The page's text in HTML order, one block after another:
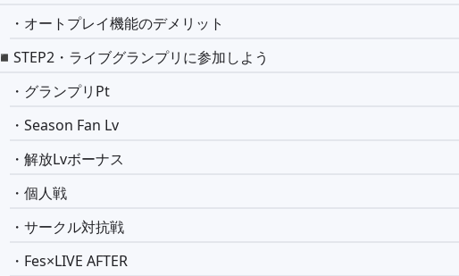
・オートプレイ機能のデメリット
◾️STEP2・ライブグランプリに参加しよう
・グランプリPt
・Season Fan Lv
・解放Lvボーナス
・個人戦
・サークル対抗戦
・Fes×LIVE AFTER